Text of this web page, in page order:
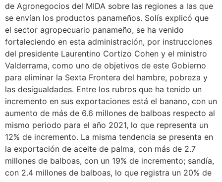
de Agronegocios del MIDA sobre las regiones a las que
se envían los productos panameños. Solís explicó que
el sector agropecuario panameño, se ha venido
fortaleciendo en esta administración, por instrucciones
del presidente Laurentino Cortizo Cohen y el ministro
Valderrama, como uno de objetivos de este Gobierno
para eliminar la Sexta Frontera del hambre, pobreza y
las desigualdades. Entre los rubros que ha tenido un
incremento en sus exportaciones está el banano, con un
aumento de más de 6.6 millones de balboas respecto al
mismo periodo para el año 2021, lo que representa un
12% de incremento. La misma tendencia se presenta en
la exportación de aceite de palma, con más de 2.7
millones de balboas, con un 19% de incremento; sandía,
con 2.4 millones de balboas, lo que registra un 20% de